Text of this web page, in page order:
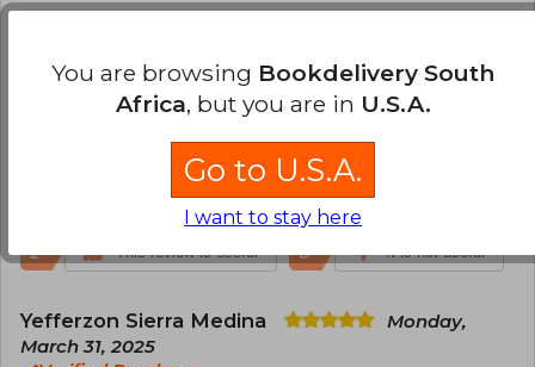
19, 2020
Verified Purchase
Llegó en perfecto estado y muy puntual , ¡
excelente servicio !
2 This review is useful 0 It is not useful
Yefferzon Sierra Medina
Monday,
March 31, 2025
You are browsing Bookdelivery South
Africa, but you are in U.S.A.
Go to U.S.A.
I want to stay here